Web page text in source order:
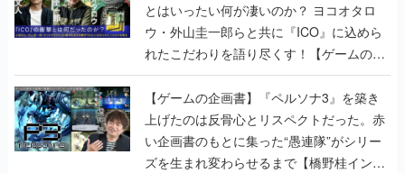
とはいったい何が凄いのか？ ヨコオタロ
ウ・外山圭一郎らと共に『ICO』に込めら
れたこだわりを語り尽くす！【ゲームの企
画書】
【ゲームの企画書】『ペルソナ3』を築き
上げたのは反骨心とリスペクトだった。赤
い企画書のもとに集った“愚連隊”がシリー
ズを生まれ変わらせるまで【橋野桂インタ